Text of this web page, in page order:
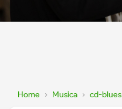
Home › Musica › cd-blues